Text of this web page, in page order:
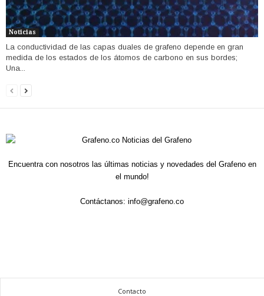
Noticias
La conductividad de las capas duales de grafeno depende en gran
medida de los estados de los átomos de carbono en sus bordes;
Una...
Encuentra con nosotros las últimas noticias y novedades del Grafeno en
el mundo!
Contáctanos: info@grafeno.co
Contacto